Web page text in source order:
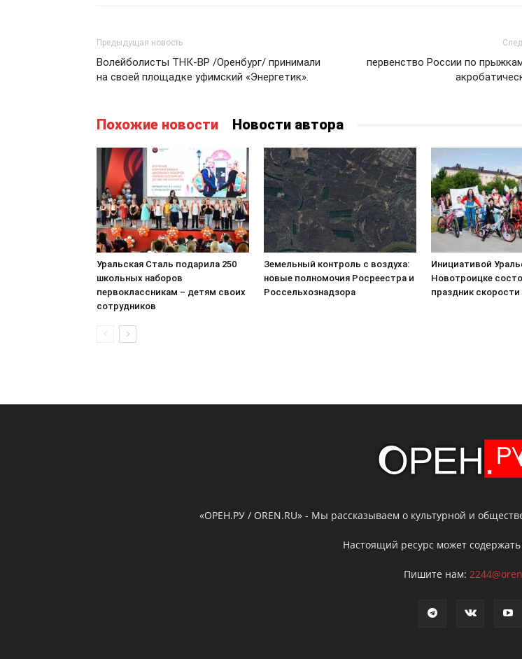
Предыдущая новость
Волейболисты ТНК-ВР /Оренбург/ принимали
на своей площадке уфимский «Энергетик».
первенство России по
Похожие новости Новости автора
Уральская Сталь подарила 250
школьных наборов
первоклассникам – детям своих
сотрудников
Земельный контроль с воздуха:
новые полномочия Росреестра и
Россельхознадзора
Инициативой
Новотроицке
праздник
«ОРЕН.РУ / OREN.RU» - Мы рассказываем о культурной и
Настоящий ресурс может
Пишите нам: